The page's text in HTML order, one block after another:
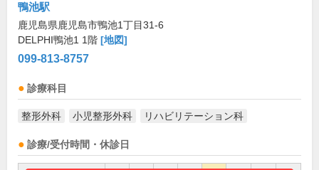
鴨池駅
鹿児島県鹿児島市鴨池1丁目31-6
DELPHI鴨池1 1階 [地図]
099-813-8757
診療科目
整形外科 小児整形外科 リハビリテーション科
診療/受付時間・休診日